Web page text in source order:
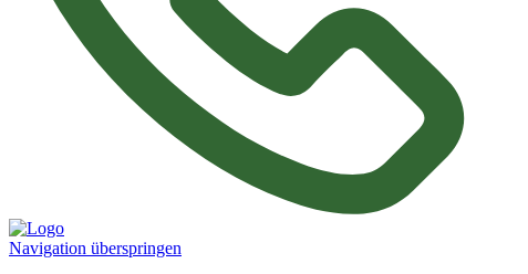
Navigation überspringen